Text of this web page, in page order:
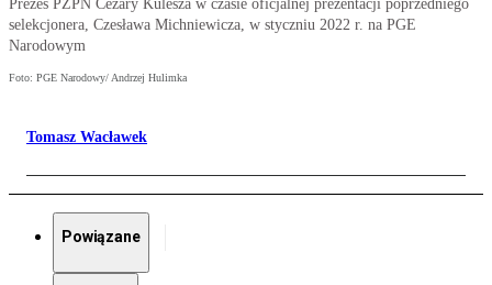
Prezes PZPN Cezary Kulesza w czasie oficjalnej prezentacji poprzedniego
selekcjonera, Czesława Michniewicza, w styczniu 2022 r. na PGE
Narodowym
Foto: PGE Narodowy/ Andrzej Hulimka
Tomasz Wacławek
Powiązane